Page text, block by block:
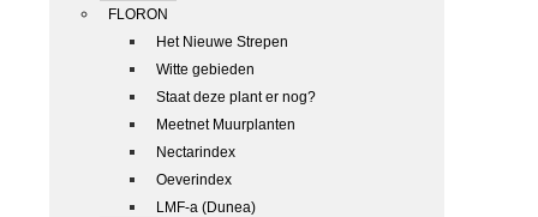
FLORON
Het Nieuwe Strepen
Witte gebieden
Staat deze plant er nog?
Meetnet Muurplanten
Nectarindex
Oeverindex
LMF-a (Dunea)